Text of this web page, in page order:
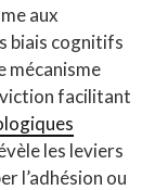
aux
biais cognitifs
mécanisme
facilitant
les leviers
l’adhésion ou